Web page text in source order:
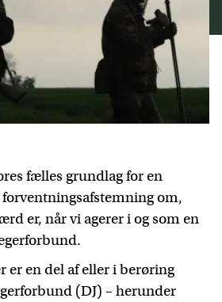
fælles grundlag for en
om,
er, når vi agerer i og som en
er en del af eller i berøring
(DJ) – herunder